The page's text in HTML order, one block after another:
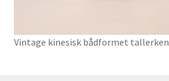
Vintage kinesisk bådformet tallerken